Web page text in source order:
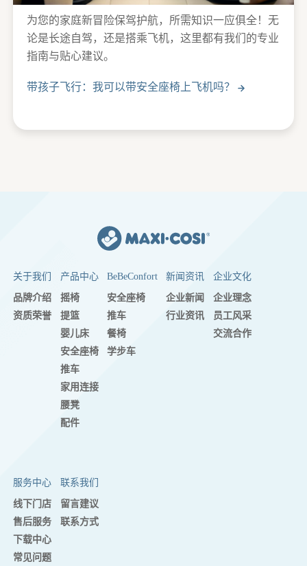
为您的家庭新冒险保驾护航，所需知识一应俱全！无
论是长途自驾，还是搭乘飞机，这里都有我们的专业
指南与贴心建议。
带孩子飞行：我可以带安全座椅上飞机吗？
关于我们
品牌介绍
资质荣誉
产品中心
摇椅
提篮
婴儿床
安全座椅
推车
家用连接
腰凳
配件
BeBeConfort
安全座椅
推车
餐椅
学步车
新闻资讯
企业新闻
行业资讯
企业文化
企业理念
员工风采
交流合作
服务中心
线下门店
售后服务
下载中心
常见问题
联系我们
留言建议
联系方式